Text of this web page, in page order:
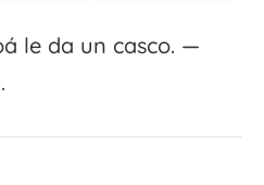
le da un casco. —